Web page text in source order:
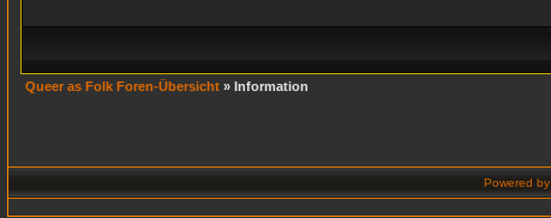
Queer as Folk Foren-Übersicht » Information
Powered by